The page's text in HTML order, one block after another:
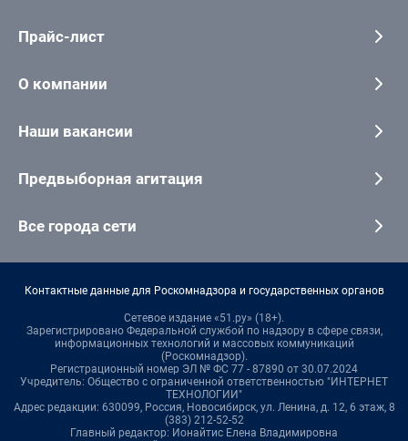
Прайс-лист
О компании
Наши вакансии
Предвыборная агитация
Все города сети
Контактные данные для Роскомнадзора и государственных органов
Сетевое издание «51.ру» (18+).
Зарегистрировано Федеральной службой по надзору в сфере связи,
информационных технологий и массовых коммуникаций
(Роскомнадзор).
Регистрационный номер ЭЛ № ФС 77 - 87890 от 30.07.2024
Учредитель: Общество с ограниченной ответственностью "ИНТЕРНЕТ
ТЕХНОЛОГИИ"
Адрес редакции: 630099, Россия, Новосибирск, ул. Ленина, д. 12, 6 этаж, 8
(383) 212-52-52
Главный редактор: Ионайтис Елена Владимировна